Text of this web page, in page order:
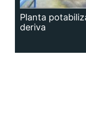
Planta
deriva